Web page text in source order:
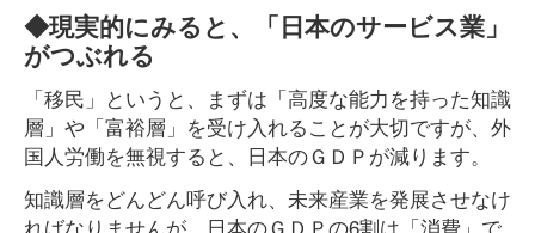
◆現実的にみると、「日本のサービス業」
がつぶれる
「移民」というと、まずは「高度な能力を持った知識
層」や「富裕層」を受け入れることが大切ですが、外
国人労働を無視すると、日本のＧＤＰが減ります。
知識層をどんどん呼び入れ、未来産業を発展させなけ
ればなりませんが、日本のＧＤＰの6割は「消費」で